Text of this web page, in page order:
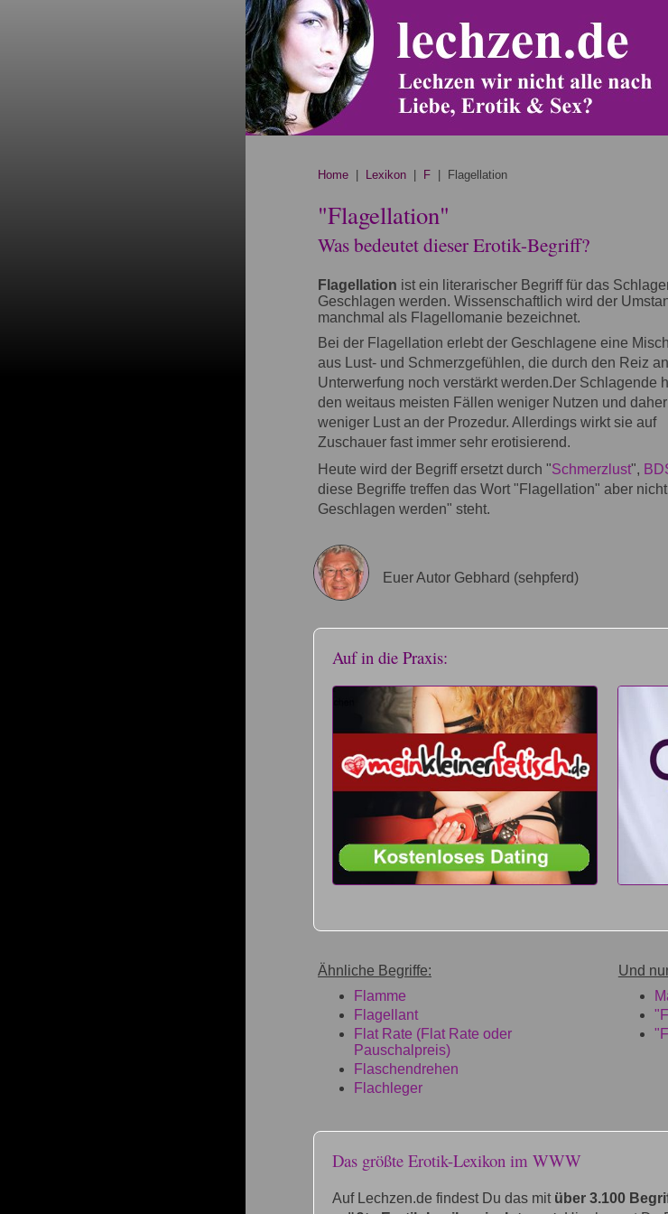
Home Lexikon F | Flagellation
"Flagellation"
Was bedeutet dieser Erotik-Begriff?
Flagellation ist ein literarischer Begriff für das
Geschlagen werden. Wissenschaftlich wird der
manchmal als Flagellomanie bezeichnet.
Bei der Flagellation erlebt der Geschlagene eine
aus Lust- und Schmerzgefühlen, die durch den Reiz
Unterwerfung noch verstärkt werden.Der Schlagende
den weitaus meisten Fällen weniger Nutzen und daher
weniger Lust an der Prozedur. Allerdings wirkt sie auf
Zuschauer fast immer sehr erotisierend.
Heute wird der Begriff ersetzt durch "Schmerzlust",
diese Begriffe treffen das Wort "Flagellation" aber
Geschlagen werden" steht.
Euer Autor Gebhard (sehpferd)
Auf in die Praxis:
Ähnliche Begriffe:
Flamme
Flagellant
Flat Rate (Flat Rate oder
Pauschalpreis)
Flaschendrehen
Flachleger
Und
Das größte Erotik-Lexikon im WWW
Auf Lechzen.de findest Du das mit über 3.100